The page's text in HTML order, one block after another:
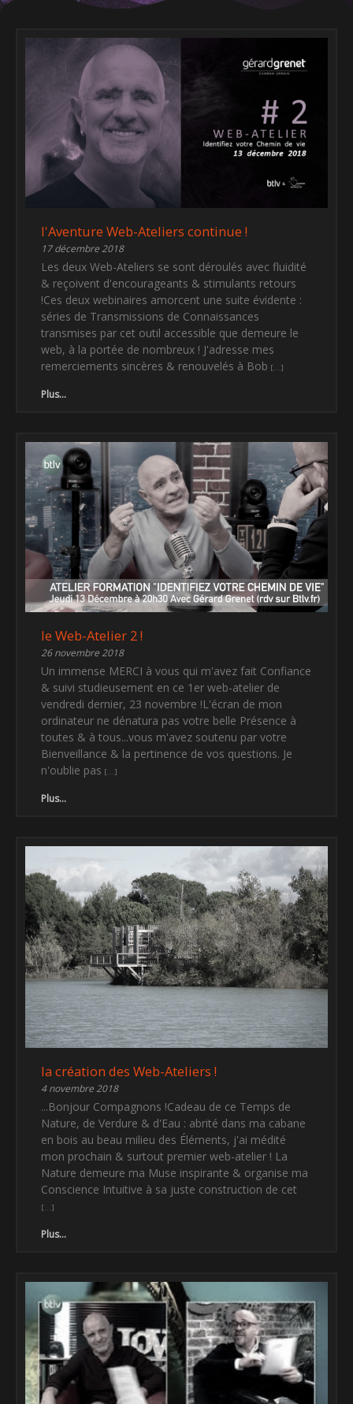
l'Aventure Web-Ateliers continue !
17 décembre 2018
Les deux Web-Ateliers se sont déroulés avec fluidité
& reçoivent d'encourageants & stimulants retours
!Ces deux webinaires amorcent une suite évidente :
séries de Transmissions de Connaissances
transmises par cet outil accessible que demeure le
web, à la portée de nombreux ! J'adresse mes
remerciements sincères & renouvelés à Bob
Plus...
le Web-Atelier 2 !
26 novembre 2018
Un immense MERCI à vous qui m'avez fait Confiance
& suivi studieusement en ce 1er web-atelier de
vendredi dernier, 23 novembre !L'écran de mon
ordinateur ne dénatura pas votre belle Présence à
toutes & à tous...vous m'avez soutenu par votre
Bienveillance & la pertinence de vos questions. Je
n'oublie pas
Plus...
la création des Web-Ateliers !
4 novembre 2018
...Bonjour Compagnons !Cadeau de ce Temps de
Nature, de Verdure & d'Eau : abrité dans ma cabane
en bois au beau milieu des Éléments, j'ai médité
mon prochain & surtout premier web-atelier ! La
Nature demeure ma Muse inspirante & organise ma
Conscience Intuitive à sa juste construction de cet
Plus...